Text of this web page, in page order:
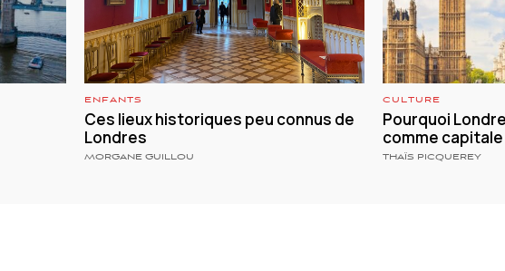
ENFANTS
Ces lieux historiques peu connus de
Londres
MORGANE GUILLOU
CULTURE
Pourquoi
comme capitale
THAÏS PICQUEREY